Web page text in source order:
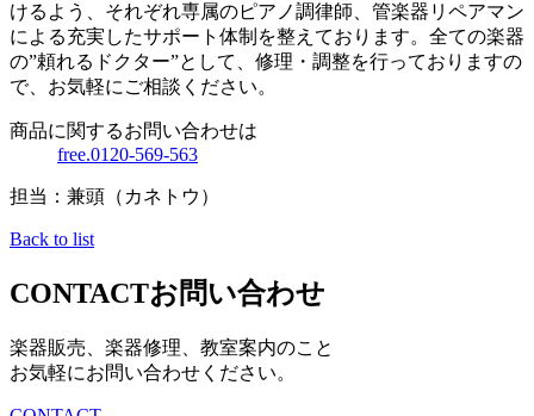
けるよう、それぞれ専属のピアノ調律師、管楽器リペアマン
による充実したサポート体制を整えております。全ての楽器
の”頼れるドクター”として、修理・調整を行っておりますの
で、お気軽にご相談ください。
商品に関するお問い合わせは
free.0120-569-563
担当：兼頭（カネトウ）
Back to list
CONTACTお問い合わせ
楽器販売、楽器修理、教室案内のこと
お気軽にお問い合わせください。